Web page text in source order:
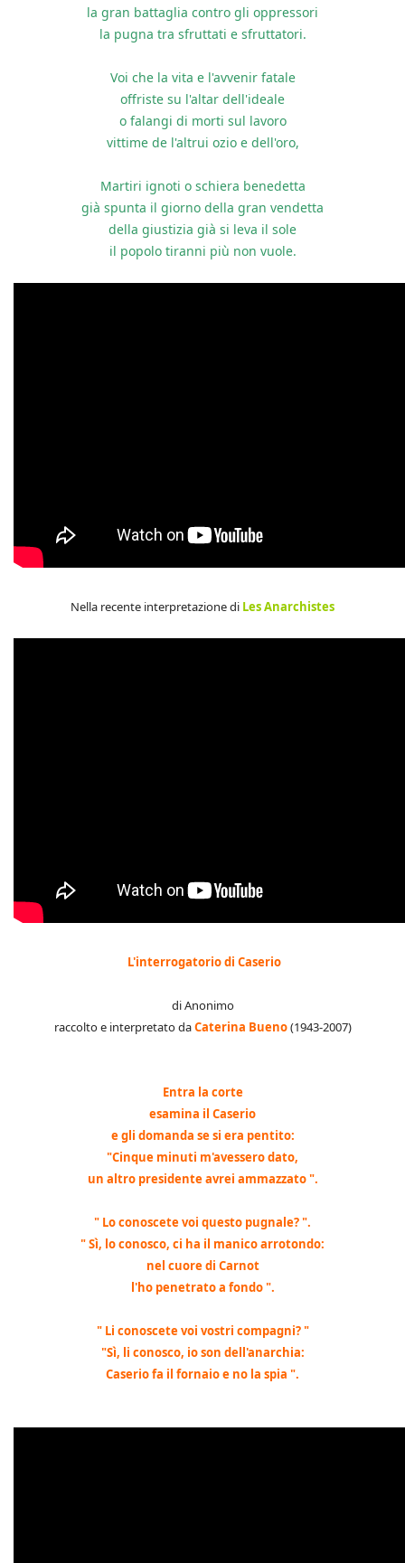
la gran battaglia contro gli oppressori
la pugna tra sfruttati e sfruttatori.
Voi che la vita e l'avvenir fatale
offriste su l'altar dell'ideale
o falangi di morti sul lavoro
vittime de l'altrui ozio e dell'oro,
Martiri ignoti o schiera benedetta
già spunta il giorno della gran vendetta
della giustizia già si leva il sole
il popolo tiranni più non vuole.
Nella recente interpretazione di Les Anarchistes
L'interrogatorio di Caserio
di Anonimo
raccolto e interpretato daCaterina Bueno(1943-2007)
Entra la corte
esamina il Caserio
e gli domanda se si era pentito:
"Cinque minuti m'avessero dato,
un altro presidente avrei ammazzato ".
" Lo conoscete voi questo pugnale? ".
" Sì, lo conosco, ci ha il manico arrotondo:
nel cuore di Carnot
l'ho penetrato a fondo ".
" Li conoscete voi vostri compagni? "
"Sì, li conosco, io son dell'anarchia:
Caserio fa il fornaio e no la spia ".